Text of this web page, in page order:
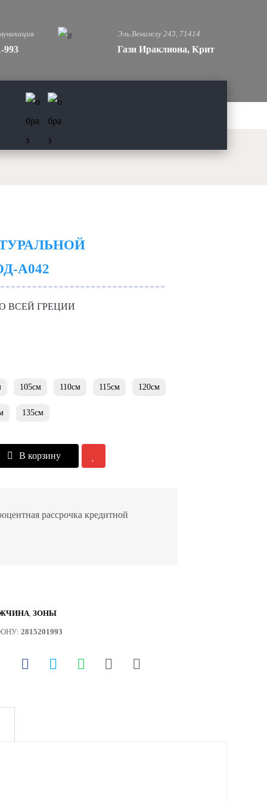
Эль.Венизелу 243, 71414
Гази Ираклиона, Крит
993
A042
ВСЕЙ ГРЕЦИИ
105см 110см 115см 120см
135см
В корзину
рассрочка кредитной
, ЗОНЫ
2815201993